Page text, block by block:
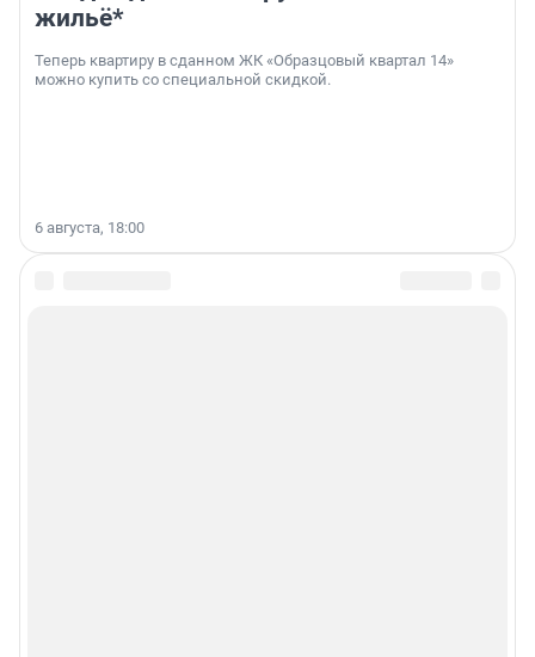
жильё*
Теперь квартиру в сданном ЖК «Образцовый квартал 14»
можно купить со специальной скидкой.
6 августа, 18:00